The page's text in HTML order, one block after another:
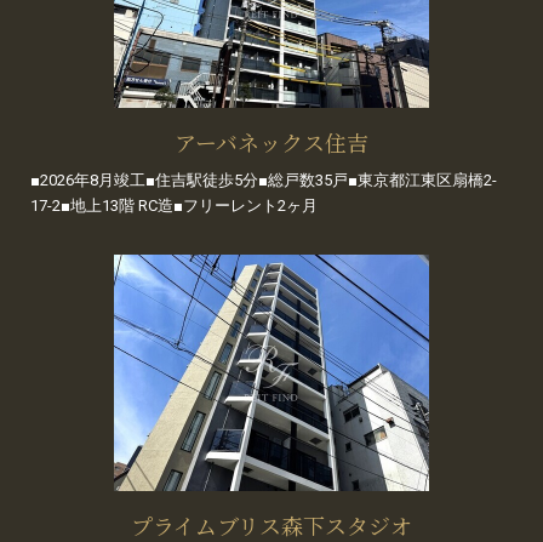
アーバネックス住吉
■2026年8月竣工■住吉駅徒歩5分■総戸数35戸■東京都江東区扇橋2-
17-2■地上13階 RC造■フリーレント2ヶ月
プライムブリス森下スタジオ